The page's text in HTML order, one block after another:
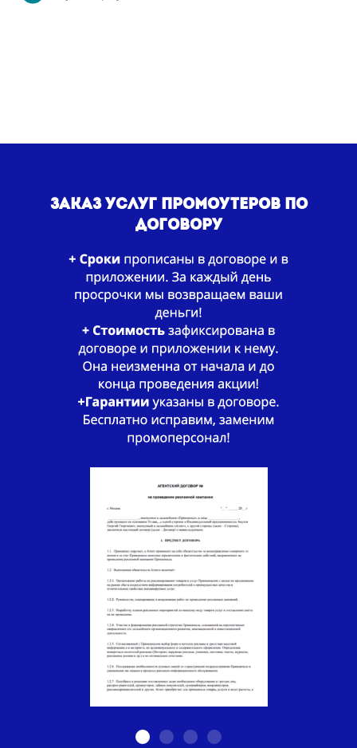
Заказ Услуг промоутеров по
Договору